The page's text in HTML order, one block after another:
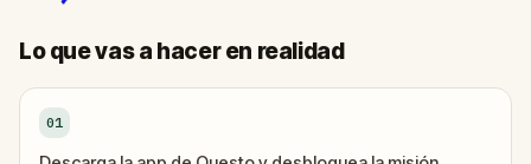
Lo que vas a hacer en realidad
01